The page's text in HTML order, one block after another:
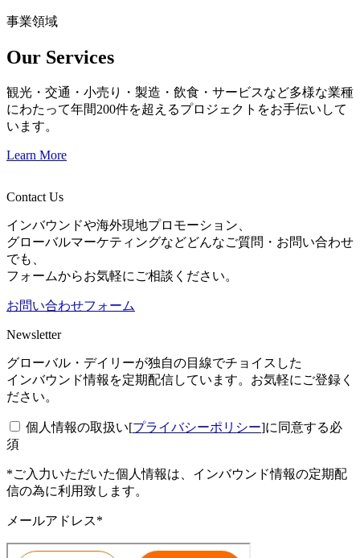
事業領域
Our Services
観光・交通・小売り・製造・飲食・サービスなど多様な業種
にわたって年間200件を超えるプロジェクトをお手伝いして
います。
Learn More
Contact Us
インバウンドや海外現地プロモーション、
グローバルマーケティングなどどんなご質問・お問い合わせ
でも、
フォームからお気軽にご相談ください。
お問い合わせフォーム
Newsletter
グローバル・デイリーが独自の目線でチョイスした
インバウンド情報を定期配信しています。お気軽にご登録く
ださい。
個人情報の取扱い[プライバシーポリシー]に同意する必
須
*ご入力いただいた個人情報は、インバウンド情報の定期配
信の為に利用致します。
メールアドレス*